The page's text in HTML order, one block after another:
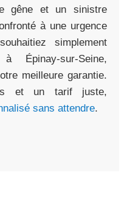
gêne et un sinistre
à une urgence
simplement
Épinay-sur-Seine,
meilleure garantie.
et un tarif juste,
sans attendre.